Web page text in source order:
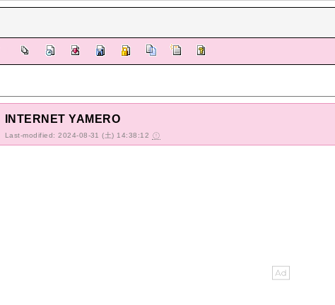
INTERNET YAMERO
Last-modified: 2024-08-31 (土) 14:38:12